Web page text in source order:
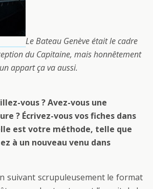
Le Bateau Genève était le cadre
du Capitaine, mais honnêtement
un appart ça va aussi.
vous ? Avez-vous une
? Écrivez-vous vos fiches dans
est votre méthode, telle que
à un nouveau venu dans
suivant scrupuleusement le format